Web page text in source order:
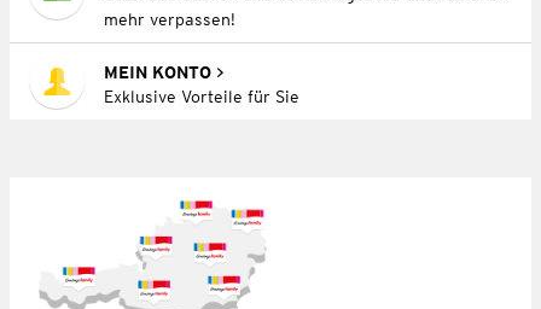
mehr verpassen!
MEIN KONTO
Exklusive Vorteile für Sie